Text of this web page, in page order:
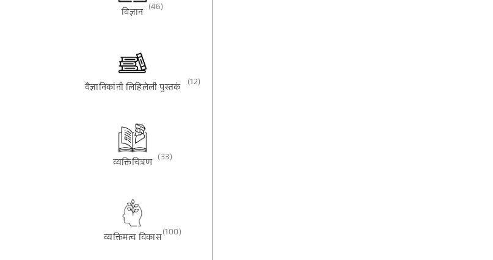
विज्ञान (46)
वैज्ञानिकांनी लिहिलेली पुस्तकं (12)
व्यक्तिचित्रण (33)
व्यक्तिमत्व विकास(100)